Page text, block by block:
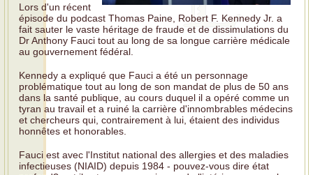
Lors d'un récent
épisode du podcast Thomas Paine, Robert F. Kennedy Jr. a
fait sauter le vaste héritage de fraude et de dissimulations du
Dr Anthony Fauci tout au long de sa longue carrière médicale
au gouvernement fédéral.
Kennedy a expliqué que Fauci a été un personnage
problématique tout au long de son mandat de plus de 50 ans
dans la santé publique, au cours duquel il a opéré comme un
tyran au travail et a ruiné la carrière d'innombrables médecins
et chercheurs qui, contrairement à lui, étaient des individus
honnêtes et honorables.
Fauci est avec l'Institut national des allergies et des maladies
infectieuses (NIAID) depuis 1984 - pouvez-vous dire état